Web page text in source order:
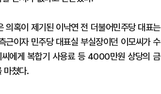
의혹이 제기된 이낙연 전 더불어민주당 대표는
이자 민주당 대표실 부실장이던 이모씨가 수
에게 복합기 사용료 등 4000만원 상당의 금
마쳤다.